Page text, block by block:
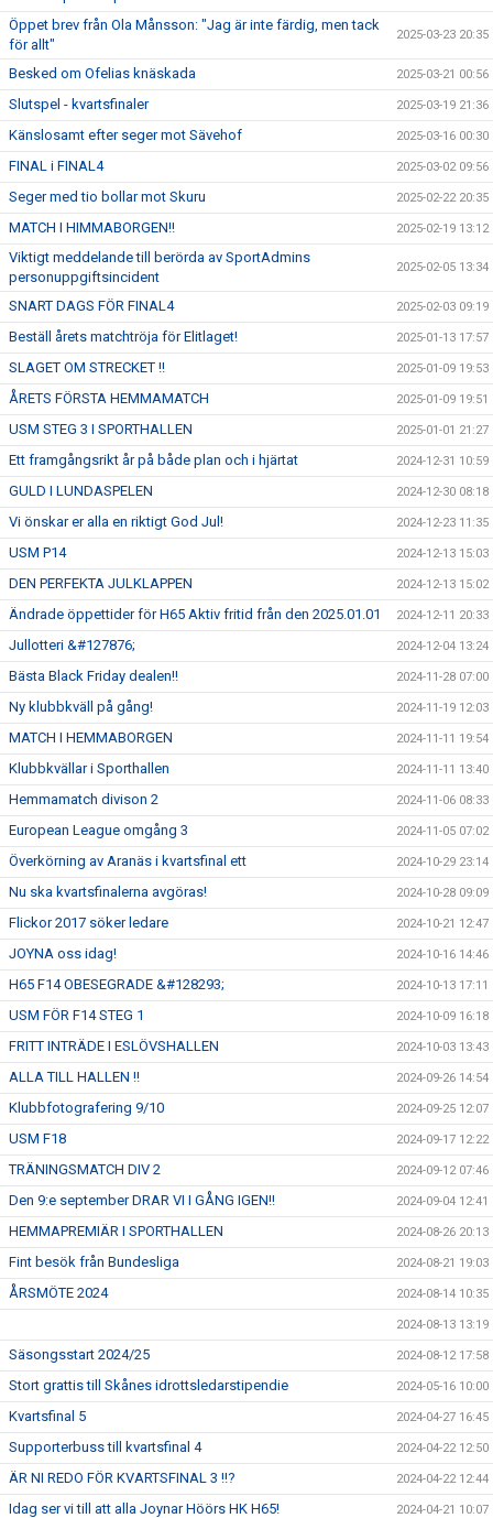
Öppet brev från Ola Månsson: "Jag är inte färdig, men tack
för allt"
2025-03-23 20:35
Besked om Ofelias knäskada 2025-03-21 00:56
Slutspel - kvartsfinaler 2025-03-19 21:36
Känslosamt efter seger mot Sävehof 2025-03-16 00:30
FINAL i FINAL4 2025-03-02 09:56
Seger med tio bollar mot Skuru 2025-02-22 20:35
MATCH I HIMMABORGEN!! 2025-02-19 13:12
Viktigt meddelande till berörda av SportAdmins
personuppgiftsincident
2025-02-05 13:34
SNART DAGS FÖR FINAL4 2025-02-03 09:19
Beställ årets matchtröja för Elitlaget! 2025-01-13 17:57
SLAGET OM STRECKET !! 2025-01-09 19:53
ÅRETS FÖRSTA HEMMAMATCH 2025-01-09 19:51
USM STEG 3 I SPORTHALLEN 2025-01-01 21:27
Ett framgångsrikt år på både plan och i hjärtat 2024-12-31 10:59
GULD I LUNDASPELEN 2024-12-30 08:18
Vi önskar er alla en riktigt God Jul! 2024-12-23 11:35
USM P14 2024-12-13 15:03
DEN PERFEKTA JULKLAPPEN 2024-12-13 15:02
Ändrade öppettider för H65 Aktiv fritid från den 2025.01.01 2024-12-11 20:33
Jullotteri &#127876; 2024-12-04 13:24
Bästa Black Friday dealen!! 2024-11-28 07:00
Ny klubbkväll på gång! 2024-11-19 12:03
MATCH I HEMMABORGEN 2024-11-11 19:54
Klubbkvällar i Sporthallen 2024-11-11 13:40
Hemmamatch divison 2 2024-11-06 08:33
European League omgång 3 2024-11-05 07:02
Överkörning av Aranäs i kvartsfinal ett 2024-10-29 23:14
Nu ska kvartsfinalerna avgöras! 2024-10-28 09:09
Flickor 2017 söker ledare 2024-10-21 12:47
JOYNA oss idag! 2024-10-16 14:46
H65 F14 OBESEGRADE &#128293; 2024-10-13 17:11
USM FÖR F14 STEG 1 2024-10-09 16:18
FRITT INTRÄDE I ESLÖVSHALLEN 2024-10-03 13:43
ALLA TILL HALLEN !! 2024-09-26 14:54
Klubbfotografering 9/10 2024-09-25 12:07
USM F18 2024-09-17 12:22
TRÄNINGSMATCH DIV 2 2024-09-12 07:46
Den 9:e september DRAR VI I GÅNG IGEN!! 2024-09-04 12:41
HEMMAPREMIÄR I SPORTHALLEN 2024-08-26 20:13
Fint besök från Bundesliga 2024-08-21 19:03
ÅRSMÖTE 2024 2024-08-14 10:35
2024-08-13 13:19
Säsongsstart 2024/25 2024-08-12 17:58
Stort grattis till Skånes idrottsledarstipendie 2024-05-16 10:00
Kvartsfinal 5 2024-04-27 16:45
Supporterbuss till kvartsfinal 4 2024-04-22 12:50
ÄR NI REDO FÖR KVARTSFINAL 3 !!? 2024-04-22 12:44
Idag ser vi till att alla Joynar Höörs HK H65! 2024-04-21 10:07